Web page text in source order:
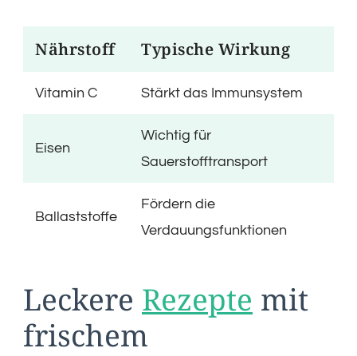
Nährstoff Typische Wirkung
Vitamin C Stärkt das Immunsystem
Eisen
Wichtig für
Sauerstofftransport
Ballaststoffe
Fördern die
Verdauungsfunktionen
Leckere Rezepte mit
frischem